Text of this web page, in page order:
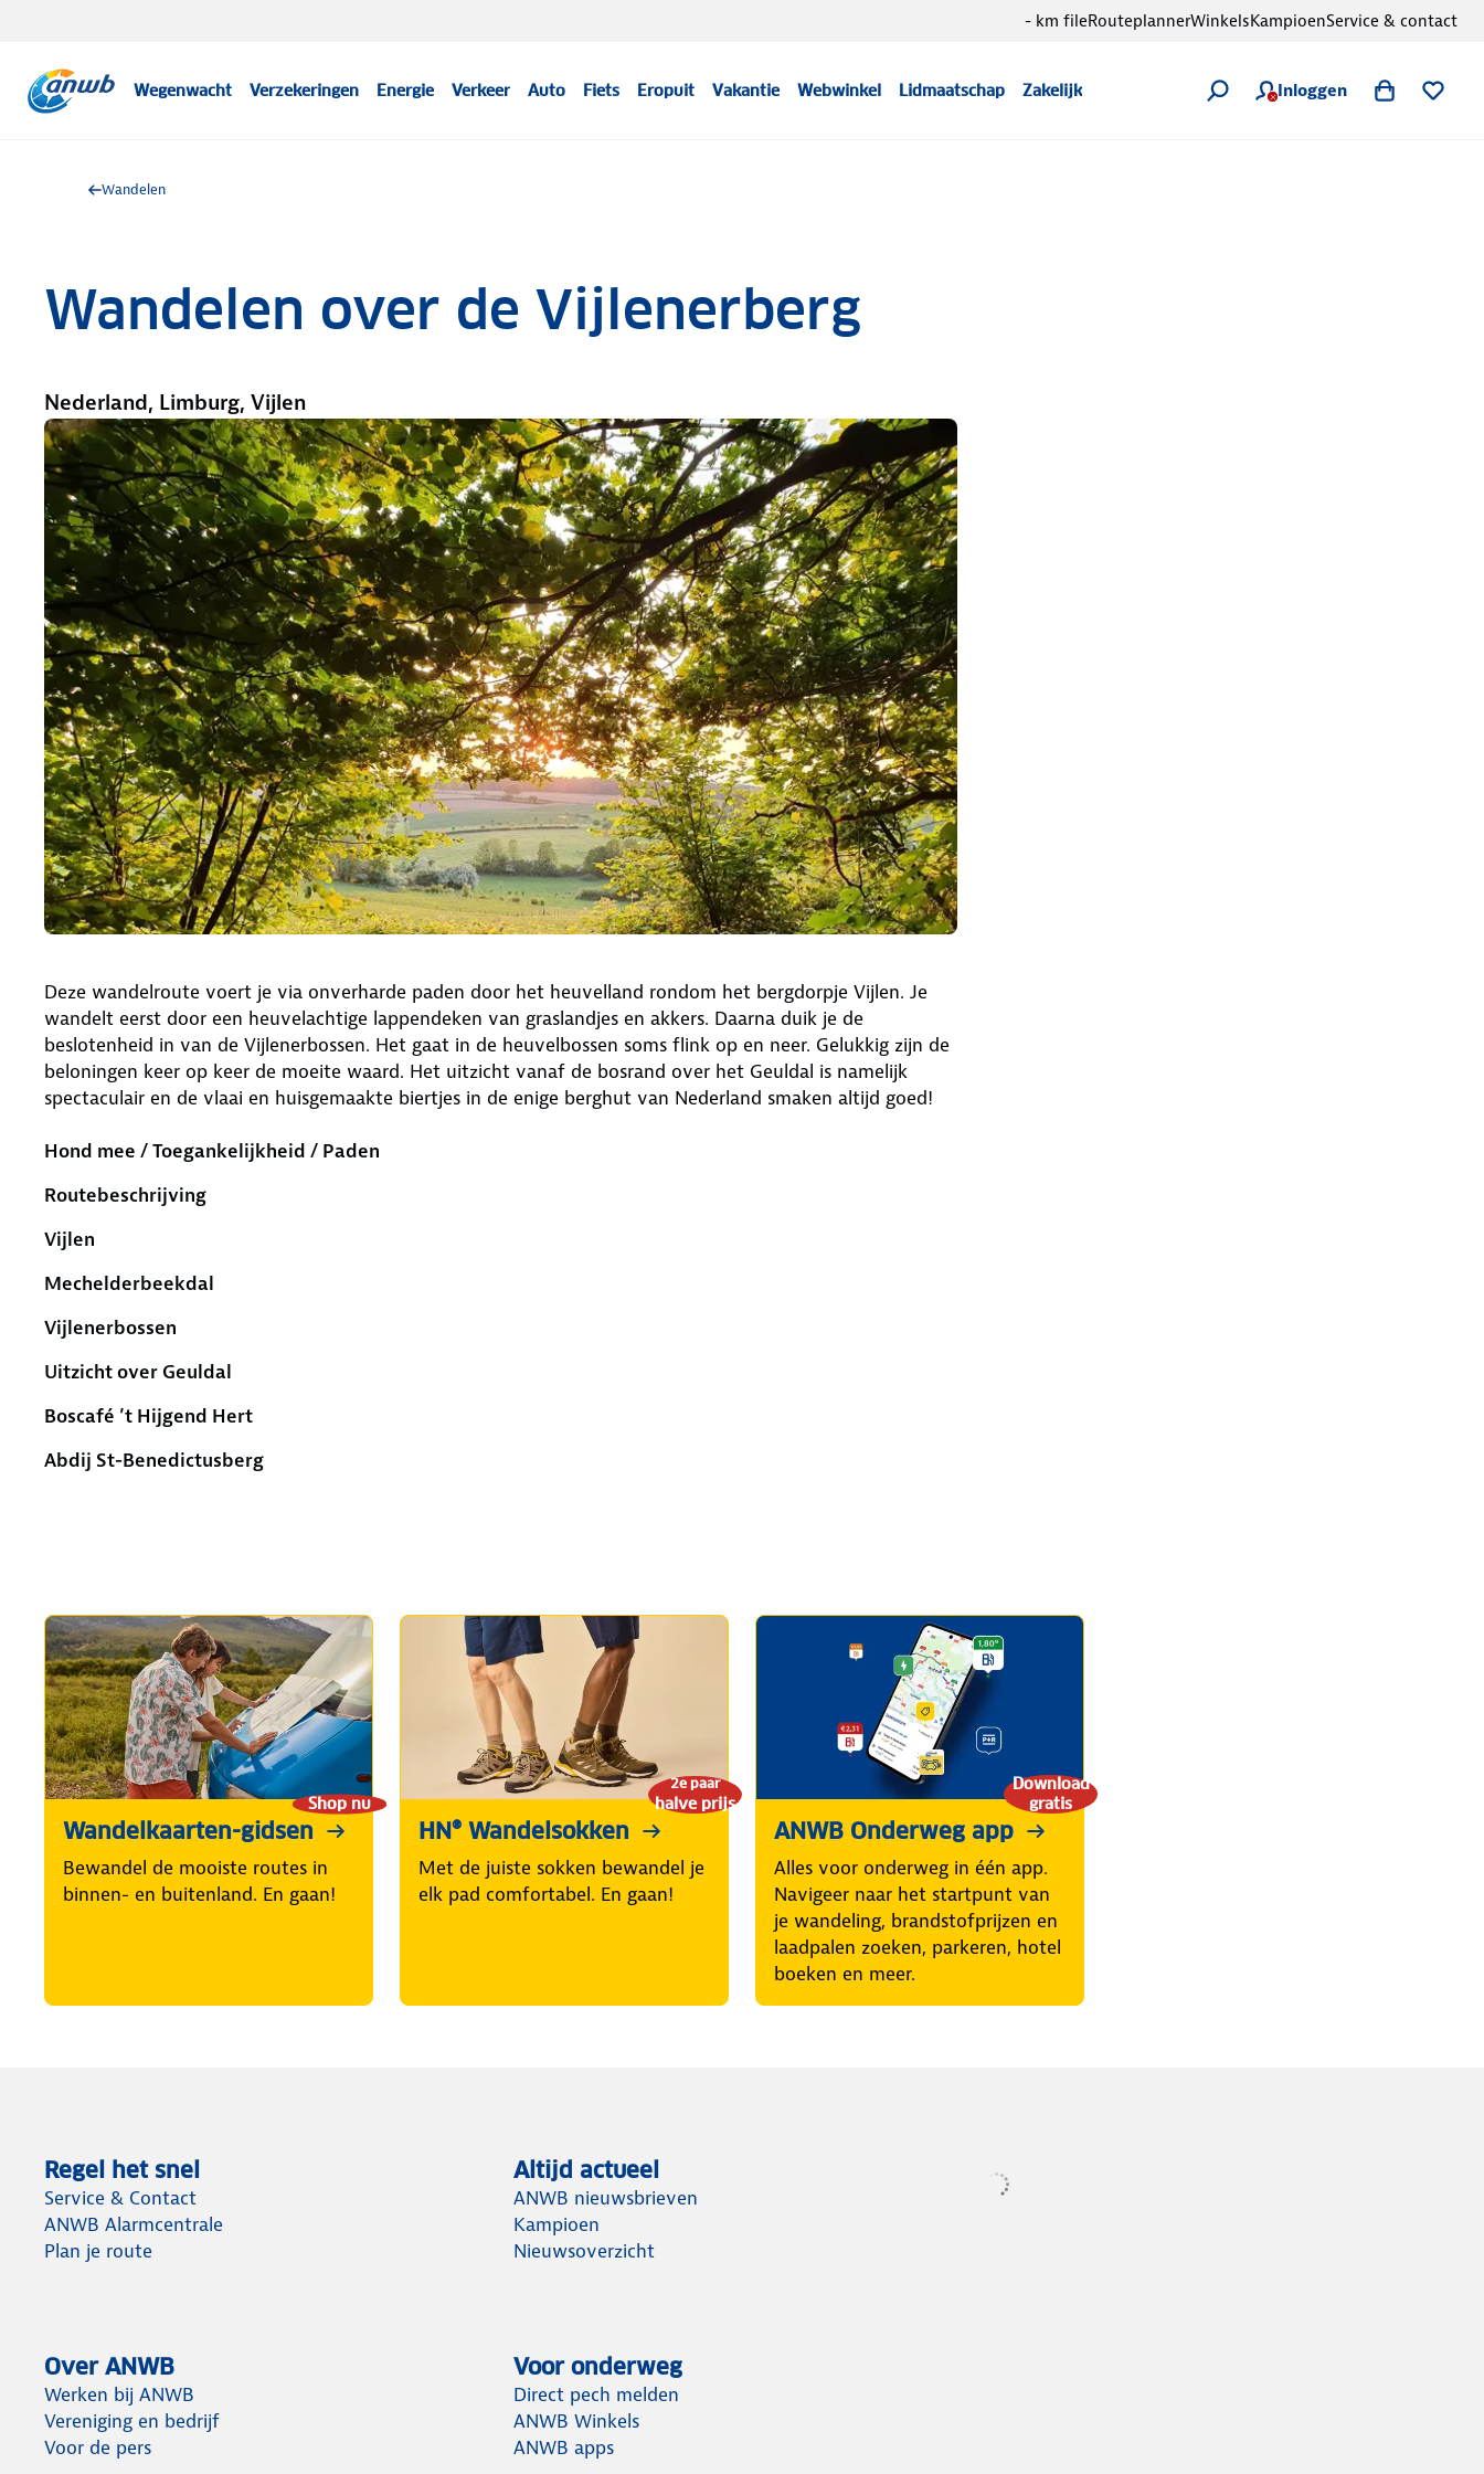
Wegenwacht Verzekeringen Energie Verkeer Auto Fiets Eropuit Vakantie Webwinkel Lidmaatschap Zakelijk Inloggen
- km fileRouteplannerWinkelsKampioenService & contact
Wandelen
Wandelen over de Vijlenerberg
Nederland, Limburg, Vijlen
Deze wandelroute voert je via onverharde paden door het heuvelland rondom het bergdorpje Vijlen. Je
wandelt eerst door een heuvelachtige lappendeken van graslandjes en akkers. Daarna duik je de
beslotenheid in van de Vijlenerbossen. Het gaat in de heuvelbossen soms flink op en neer. Gelukkig zijn de
beloningen keer op keer de moeite waard. Het uitzicht vanaf de bosrand over het Geuldal is namelijk
spectaculair en de vlaai en huisgemaakte biertjes in de enige berghut van Nederland smaken altijd goed!
Hond mee / Toegankelijkheid / Paden
Routebeschrijving
Vijlen
Mechelderbeekdal
Vijlenerbossen
Uitzicht over Geuldal
Boscafé ’t Hijgend Hert
Abdij St-Benedictusberg
Shop nu
Wandelkaarten-gidsen
Bewandel de mooiste routes in
binnen- en buitenland. En gaan!
2e paar
halve prijs
HN® Wandelsokken
Met de juiste sokken bewandel je
elk pad comfortabel. En gaan!
Download
gratis
ANWB Onderweg app
Alles voor onderweg in één app.
Navigeer naar het startpunt van
je wandeling, brandstofprijzen en
laadpalen zoeken, parkeren, hotel
boeken en meer.
Regel het snel
Service & Contact
ANWB Alarmcentrale
Plan je route
Altijd actueel
ANWB nieuwsbrieven
Kampioen
Nieuwsoverzicht
Over ANWB
Werken bij ANWB
Vereniging en bedrijf
Voor de pers
Voor onderweg
Direct pech melden
ANWB Winkels
ANWB apps